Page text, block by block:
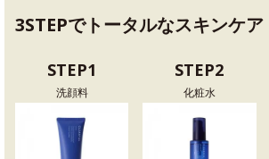
3STEPでトータルなスキンケア
STEP1
洗顔料
STEP2
化粧水